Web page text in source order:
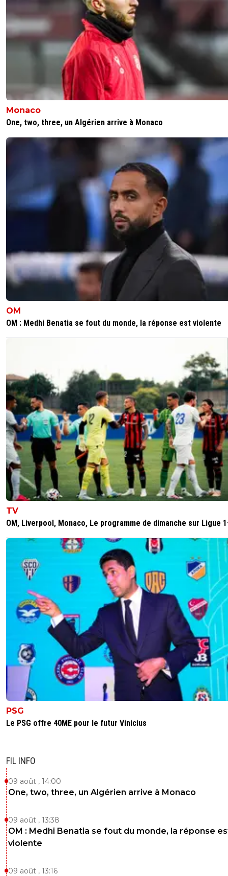
Monaco
One, two, three, un Algérien arrive à Monaco
OM
OM : Medhi Benatia se fout du monde, la réponse est violente
TV
OM, Liverpool, Monaco, Le programme de dimanche sur Ligue
PSG
Le PSG offre 40ME pour le futur Vinicius
FIL INFO
09 août , 14:00
One, two, three, un Algérien arrive à Monaco
09 août , 13:38
OM : Medhi Benatia se fout du monde, la réponse
violente
09 août , 13:16